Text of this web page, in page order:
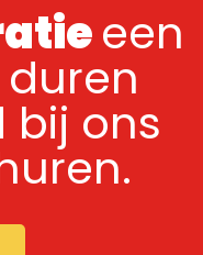
een
bij ons